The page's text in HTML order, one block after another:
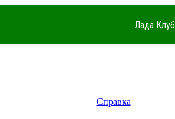
Лада Клуб
Справка